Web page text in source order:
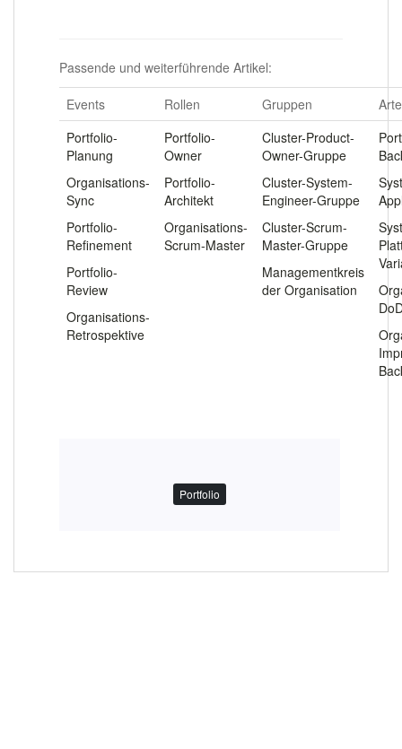
Passende und weiterführende Artikel:
Events Rollen Gruppen
Portfolio-
Planung
Organisations-
Sync
Portfolio-
Refinement
Portfolio-
Review
Organisations-
Retrospektive
Portfolio-
Owner
Portfolio-
Architekt
Organisations-
Scrum-Master
Cluster-Product-
Owner-Gruppe
Cluster-System-
Engineer-Gruppe
Cluster-Scrum-
Master-Gruppe
Managementkreis
der Organisation
Portfolio